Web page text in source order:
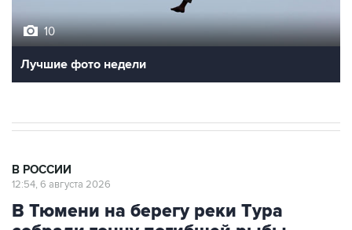
10
Лучшие фото недели
В РОССИИ
12:54, 6 августа 2026
В Тюмени на берегу реки Тура